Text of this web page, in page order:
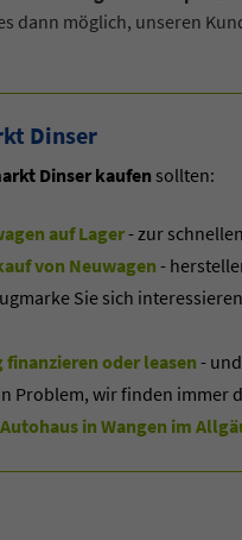
dann möglich, unseren
Dinser
Dinser kaufen sollten:
auf Lager- zur
von Neuwagen -
Sie sich
oder leasen -
Problem, wir finden immer
in Wangen im